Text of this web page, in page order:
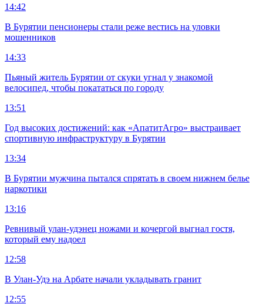
14:42
В Бурятии пенсионеры стали реже вестись на уловки
мошенников
14:33
Пьяный житель Бурятии от скуки угнал у знакомой
велосипед, чтобы покататься по городу
13:51
Год высоких достижений: как «АпатитАгро» выстраивает
спортивную инфраструктуру в Бурятии
13:34
В Бурятии мужчина пытался спрятать в своем нижнем белье
наркотики
13:16
Ревнивый улан-удэнец ножами и кочергой выгнал гостя,
который ему надоел
12:58
В Улан-Удэ на Арбате начали укладывать гранит
12:55